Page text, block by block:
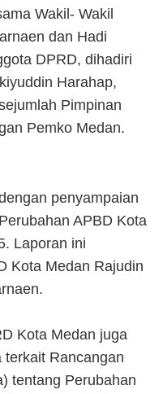
Wakil- Wakil
dan Hadi
DPRD, dihadiri
Harahap,
Pimpinan
Pemko Medan.
penyampaian
APBD Kota
Laporan ini
Kota Medan Rajudin
Kota Medan juga
terkait Rancangan
tentang Perubahan